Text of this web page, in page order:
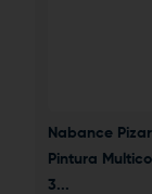
Nabance
Pintura
3...